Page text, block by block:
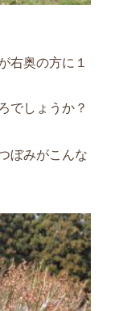
右奥の方に１
でしょうか？
ぼみがこんな